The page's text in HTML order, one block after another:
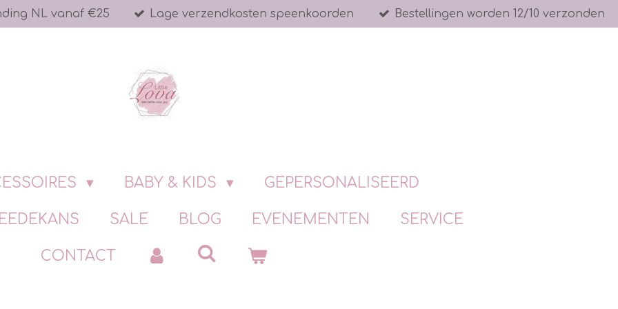
NL vanaf €25 Lage verzendkosten speenkoorden Bestellingen worden 12/10 verzonden
BABY & KIDS GEPERSONALISEERD
SALE BLOG EVENEMENTEN SERVICE
CONTACT